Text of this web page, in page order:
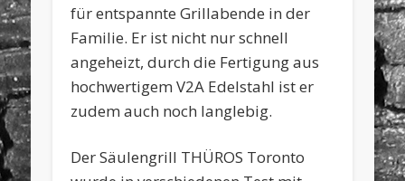
für entspannte Grillabende in der
Familie. Er ist nicht nur schnell
angeheizt, durch die Fertigung aus
hochwertigem V2A Edelstahl ist er
zudem auch noch langlebig.
Der Säulengrill THÜROS Toronto